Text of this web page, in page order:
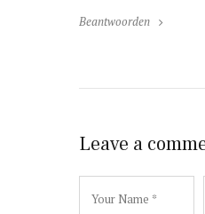
Beantwoorden
Leave a